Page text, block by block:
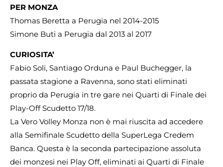
PER MONZA
Thomas Beretta a Perugia nel 2014-2015
Simone Buti a Perugia dal 2013 al 2017
CURIOSITA’
Fabio Soli, Santiago Orduna e Paul Buchegger, la
passata stagione a Ravenna, sono stati eliminati
proprio da Perugia in tre gare nei Quarti di Finale dei
Play-Off Scudetto 17/18.
La Vero Volley Monza non è mai riuscita ad accedere
alla Semifinale Scudetto della SuperLega Credem
Banca. Questa è la seconda partecipazione assoluta
dei monzesi nei Play Off, eliminati ai Quarti di Finale